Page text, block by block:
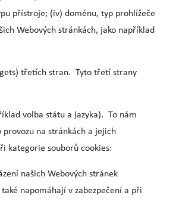
přístroje; (iv) doménu, typ prohlížeče
Webových stránkách, jako například
třetích stran. Tyto třetí strany
volba státu a jazyka). To nám
provozu na stránkách a jejich
kategorie souborů cookies:
našich Webových stránek
napomáhají v zabezpečení a při